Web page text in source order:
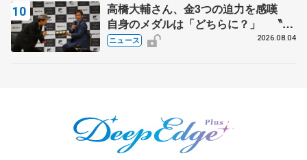
高橋大輔さん、金3つの迫力を感嘆
自身のメダルは「どちらに？」 〝リ
ス兄弟〟オリンピック3連覇の野村忠
ニュース 2026.08.04